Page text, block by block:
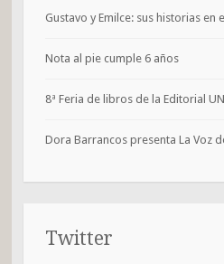
Gustavo y Emilce: sus historias en
Nota al pie cumple 6 años
8ª Feria de libros de la Editorial
Dora Barrancos presenta La Voz
Twitter